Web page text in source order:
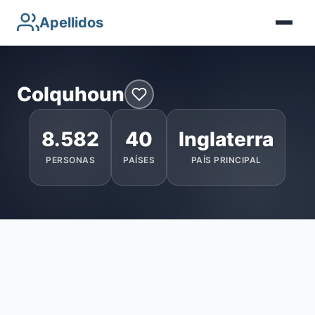
Apellidos
Colquhoun
8.582
PERSONAS
40
PAÍSES
Inglaterra
PAÍS PRINCIPAL